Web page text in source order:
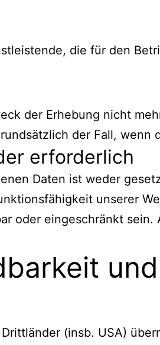
die für den
der Erhebung nicht
der Fall, wenn
erforderlich
Daten ist weder
unserer
oder eingeschränkt sein.
und
(insb. USA)